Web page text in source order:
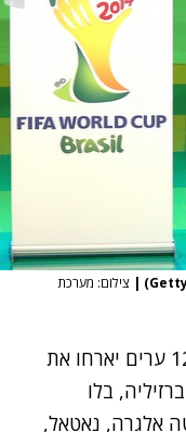
| צילום: מערכת
מה שידוע כבר עכשיו שלא פחות מ-12 ערים יארחו את
בלו
אלגרה, נאטאל,